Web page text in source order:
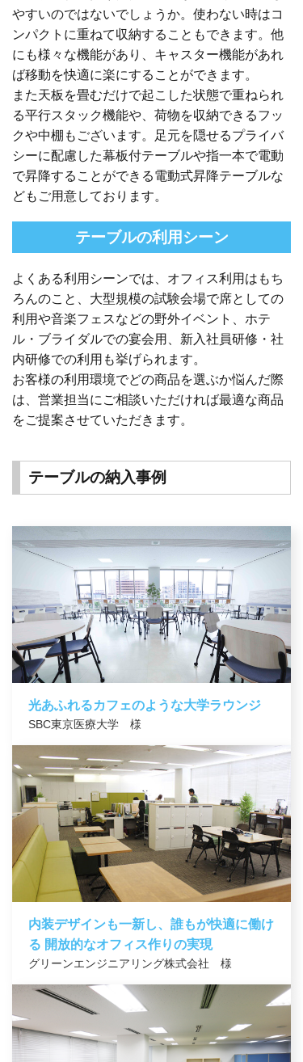
やすいのではないでしょうか。使わない時はコ
ンパクトに重ねて収納することもできます。他
にも様々な機能があり、キャスター機能があれ
ば移動を快適に楽にすることができます。
また天板を畳むだけで起こした状態で重ねられ
る平行スタック機能や、荷物を収納できるフッ
クや中棚もございます。足元を隠せるプライバ
シーに配慮した幕板付テーブルや指一本で電動
で昇降することができる電動式昇降テーブルな
どもご用意しております。
テーブルの利用シーン
よくある利用シーンでは、オフィス利用はもち
ろんのこと、大型規模の試験会場で席としての
利用や音楽フェスなどの野外イベント、ホテ
ル・ブライダルでの宴会用、新入社員研修・社
内研修での利用も挙げられます。
お客様の利用環境でどの商品を選ぶか悩んだ際
は、営業担当にご相談いただければ最適な商品
をご提案させていただきます。
テーブルの納入事例
オフィス
光あふれるカフェのような大学ラウンジ
SBC東京医療大学 様
オフィス
内装デザインも一新し、誰もが快適に働け
る 開放的なオフィス作りの実現
グリーンエンジニアリング株式会社 様
オフィス